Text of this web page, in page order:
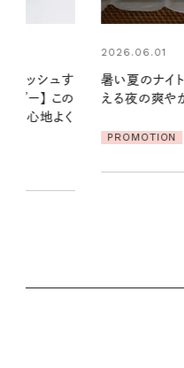
ン。私を整
ケア
2026.06.01
お出かけ前の
の一日。汗ばむ